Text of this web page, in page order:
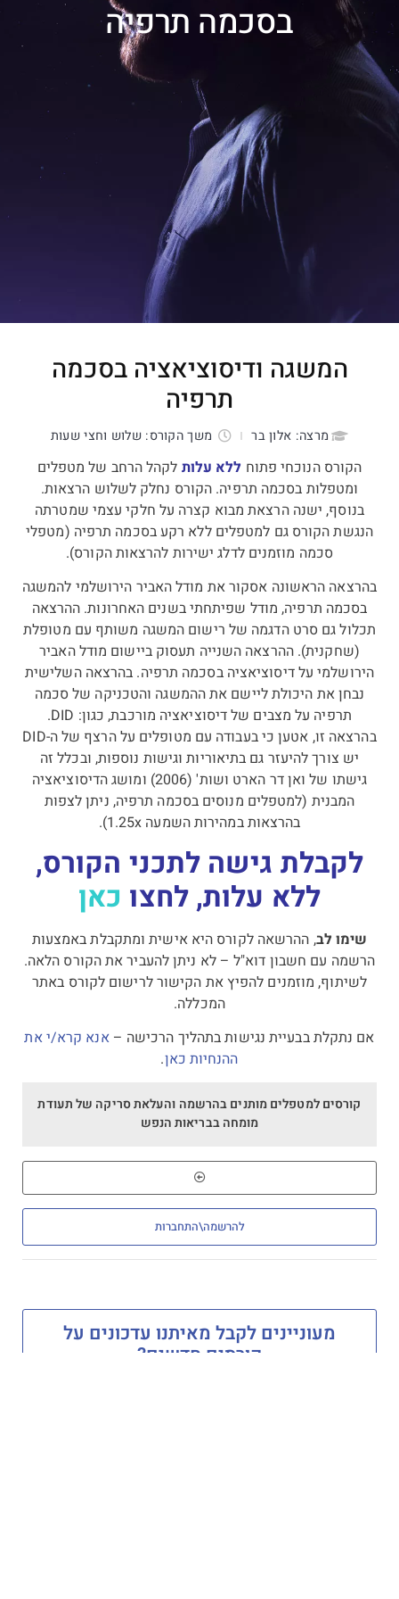
בסכמה תרפיה
מעוניינים לקבל מאיתנו עדכונים על
קורסים חדשים?
המשגה ודיסוציאציה בסכמה
תרפיה
מרצה: אלון בר משך הקורס: שלוש וחצי שעות
הקורס הנוכחי פתוח ללא עלות לקהל הרחב של מטפלים
ומטפלות בסכמה תרפיה. הקורס נחלק לשלוש הרצאות.
בנוסף, ישנה הרצאת מבוא קצרה על חלקי עצמי שמטרתה
הנגשת הקורס גם למטפלים ללא רקע בסכמה תרפיה (מטפלי
סכמה מוזמנים לדלג ישירות להרצאות הקורס).
בהרצאה הראשונה אסקור את מודל האביר הירושלמי להמשגה
בסכמה תרפיה, מודל שפיתחתי בשנים האחרונות. ההרצאה
תכלול גם סרט הדגמה של רישום המשגה משותף עם מטופלת
(שחקנית). ההרצאה השנייה תעסוק ביישום מודל האביר
הירושלמי על דיסוציאציה בסכמה תרפיה. בהרצאה השלישית
נבחן את היכולת ליישם את ההמשגה והטכניקה של סכמה
תרפיה על מצבים של דיסוציאציה מורכבת, כגון: DID.
בהרצאה זו, אטען כי בעבודה עם מטופלים על הרצף של ה-DID
יש צורך להיעזר גם בתיאוריות וגישות נוספות, ובכלל זה
גישתו של ואן דר הארט ושות' (2006) ומושג הדיסוציאציה
המבנית (למטפלים מנוסים בסכמה תרפיה, ניתן לצפות
בהרצאות במהירות השמעה 1.25x).
לקבלת גישה לתכני הקורס,
ללא עלות, לחצו כאן
שימו לב, ההרשאה לקורס היא אישית ומתקבלת באמצעות
הרשמה עם חשבון דוא"ל – לא ניתן להעביר את הקורס הלאה.
לשיתוף, מוזמנים להפיץ את הקישור לרישום לקורס באתר
המכללה.
אם נתקלת בבעיית נגישות בתהליך הרכישה – אנא קרא/י את
ההנחיות כאן.
קורסים למטפלים מותנים בהרשמה והעלאת סריקה של תעודת
מומחה בבריאות הנפש
להרשמה\התחברות